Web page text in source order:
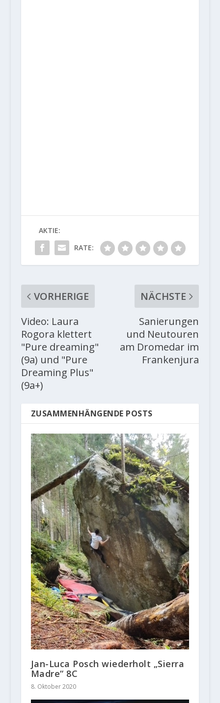
AKTIE:
RATE:
VORHERIGE
Video: Laura
Rogora klettert
"Pure dreaming"
(9a) und "Pure
Dreaming Plus"
(9a+)
NÄCHSTE
Sanierungen
und Neutouren
am Dromedar im
Frankenjura
ZUSAMMENHÄNGENDE POSTS
Jan-Luca Posch wiederholt „Sierra
Madre“ 8C
8. Oktober 2020